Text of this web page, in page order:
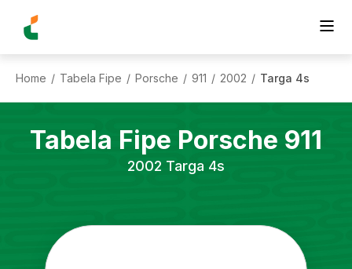
Home / Tabela Fipe / Porsche / 911 / 2002 / Targa 4s
Tabela Fipe Porsche 911
2002 Targa 4s